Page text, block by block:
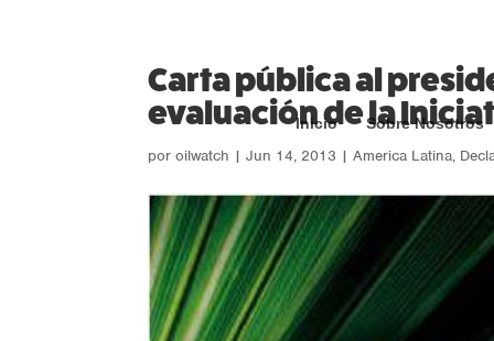
Inicio Sobre Nosotros
Carta pública al
evaluación de la
poroilwatch |Jun 14, 2013 |America Latina,